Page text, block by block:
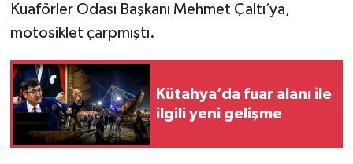
Kuaförler Odası Başkanı Mehmet Çaltı’ya,
motosiklet çarpmıştı.
Kütahya’da fuar alanı ile
ilgili yeni gelişme
Siyaset
Tavşanlı
Teknoloji